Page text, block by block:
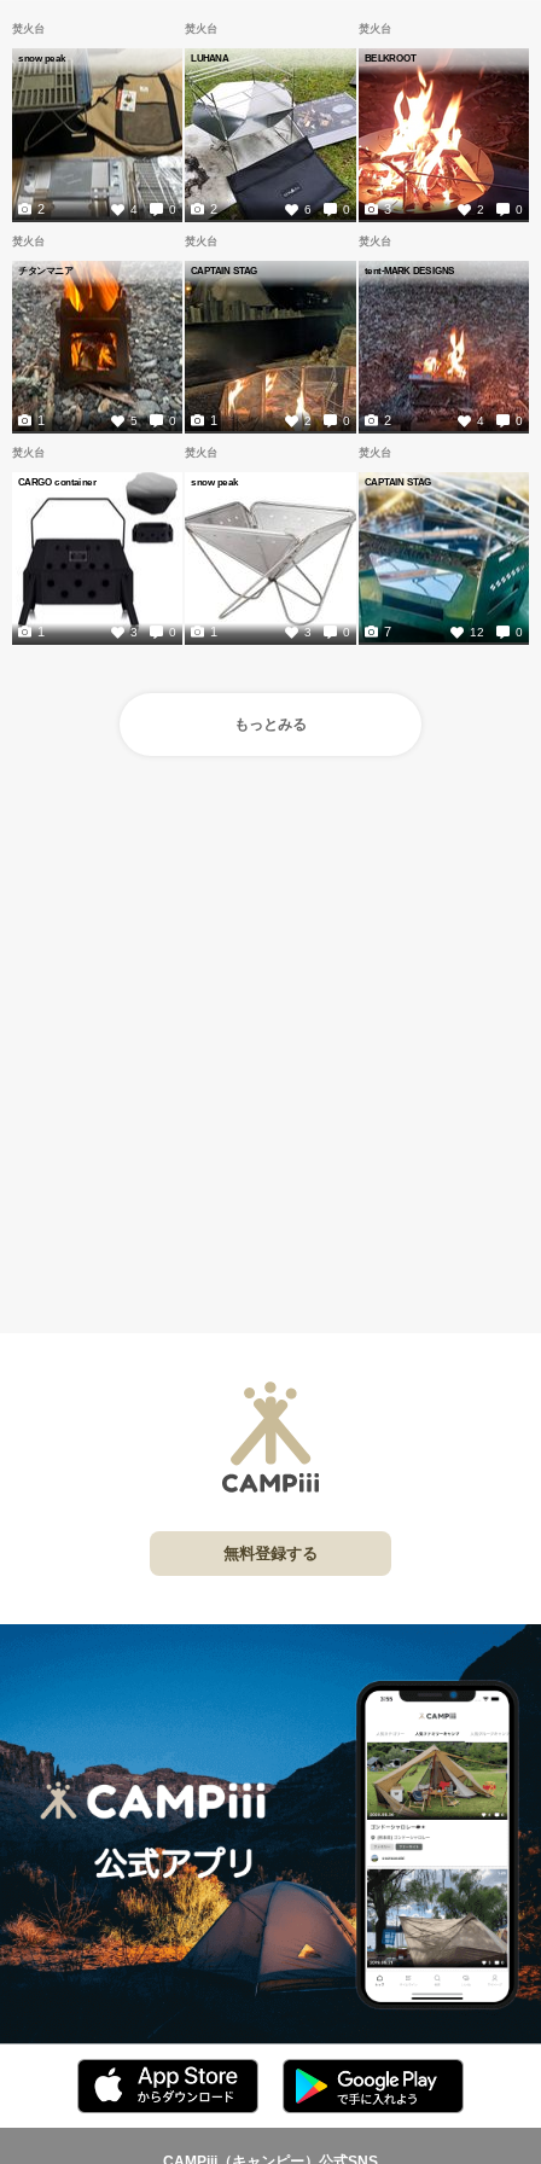
焚火台
snow peak
4 0
2
焚火台
LUHANA
6 0
2
焚火台
BELKROOT
2 0
3
焚火台
チタンマニア
5 0
1
焚火台
CAPTAIN STAG
2 0
1
焚火台
tent-MARK DESIGNS
4 0
2
焚火台
CARGO container
3 0
1
焚火台
snow peak
3 0
1
焚火台
CAPTAIN STAG
12 0
7
もっとみる
無料登録する